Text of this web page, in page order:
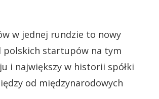
w jednej rundzie to nowy
polskich startupów na tym
i największy w historii spółki
od międzynarodowych